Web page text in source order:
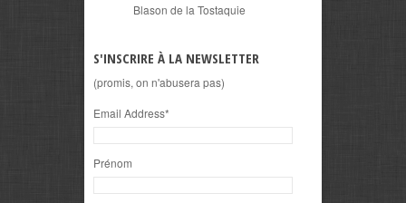
Blason de la Tostaquie
S'INSCRIRE À LA NEWSLETTER
(promis, on n'abusera pas)
Email Address*
Prénom